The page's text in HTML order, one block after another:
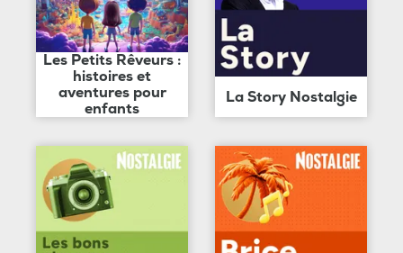
Les Petits Rêveurs :
histoires et
aventures pour
enfants
La Story Nostalgie